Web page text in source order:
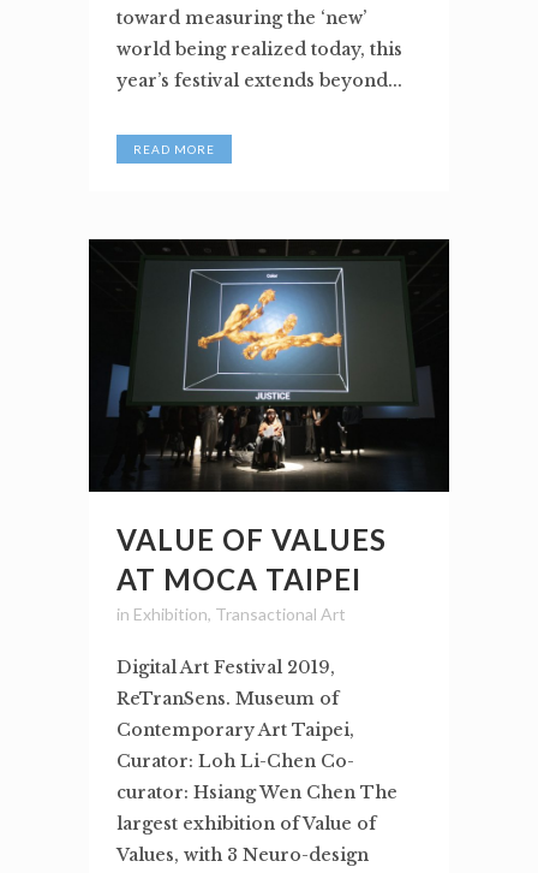
toward measuring the ‘new’
world being realized today, this
year’s festival extends beyond...
READ MORE
VALUE OF VALUES
AT MOCA TAIPEI
in Exhibition, Transactional Art
Digital Art Festival 2019,
ReTranSens. Museum of
Contemporary Art Taipei,
Curator: Loh Li-Chen Co-
curator: Hsiang Wen Chen The
largest exhibition of Value of
Values, with 3 Neuro-design